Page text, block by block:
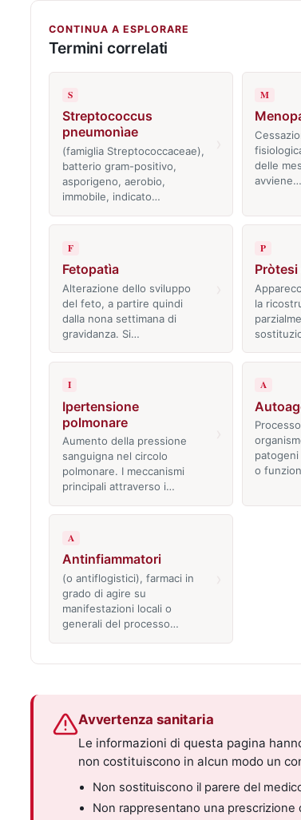
CONTINUA A ESPLORARE
Termini correlati
S
Streptococcus
pneumonìae
(famiglia Streptococcaceae),
batterio gram-positivo,
asporigeno, aerobio,
immobile, indicato…
M
delle
avviene…
F
Fetopatìa
Alterazione dello sviluppo
del feto, a partire quindi
dalla nona settimana di
gravidanza. Si…
P
la
I
Ipertensione
polmonare
Aumento della pressione
sanguigna nel circolo
polmonare. I meccanismi
principali attraverso i…
A
o
A
Antinfiammatori
(o antiflogistici), farmaci in
grado di agire su
manifestazioni locali o
generali del processo…
Avvertenza sanitaria
Le informazioni di questa pagina
non costituiscono in alcun modo un
Non sostituiscono il parere del
Non rappresentano una prescrizione